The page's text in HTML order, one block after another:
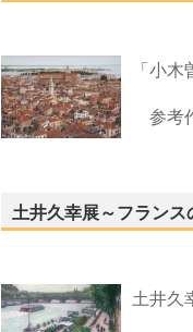
「小
参考
土井久幸展～フランス
土井久